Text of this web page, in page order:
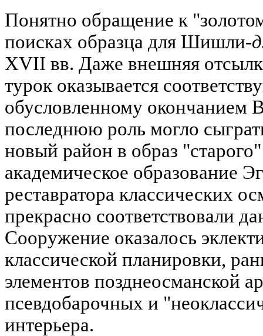
Понятно обращение к
поисках образца для Шишли-
XVII вв. Даже внешняя
турок оказывается
обусловленному окончанием
последнюю роль могло
новый район в образ
академическое образование
реставратора классических
прекрасно соответствовали
Сооружение оказалось
классической планировки,
элементов позднеосманской
псевдобарочных и
интерьера.